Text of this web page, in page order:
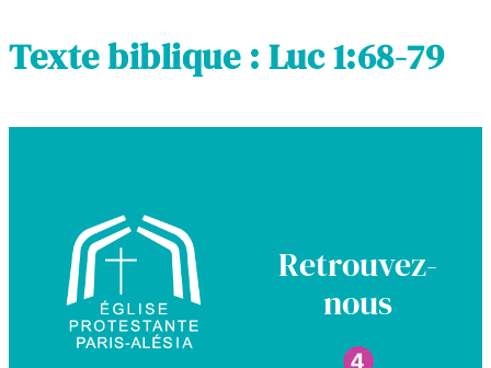
Texte biblique : Luc 1:68-79
Retrouvez-
nous